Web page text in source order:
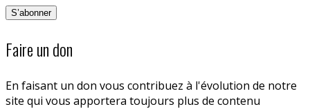
Faire un don
En faisant un don vous contribuez à l'évolution de notre
site qui vous apportera toujours plus de contenu